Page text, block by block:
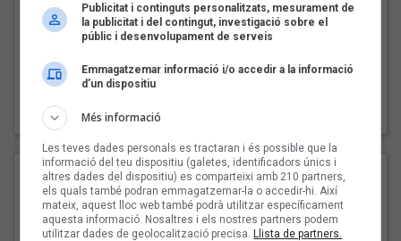
Pep Álvarez amb Joan Muntaner (Xanguito)
Publicitat i continguts personalitzats, mesurament de
la publicitat i del contingut, investigació sobre el
públic i desenvolupament de serveis
Emmagatzemar informació i/o accedir a la informació
d’un dispositiu
Més informació
Les teves dades personals es tractaran i és possible que la
informació del teu dispositiu (galetes, identificadors únics i
altres dades del dispositiu) es comparteixi amb 210 partners,
els quals també podran emmagatzemar-la o accedir-hi. Així
mateix, aquest lloc web també podrà utilitzar específicament
aquesta informació. Nosaltres i els nostres partners podem
utilitzar dades de geolocalització precisa.Llista de partners.